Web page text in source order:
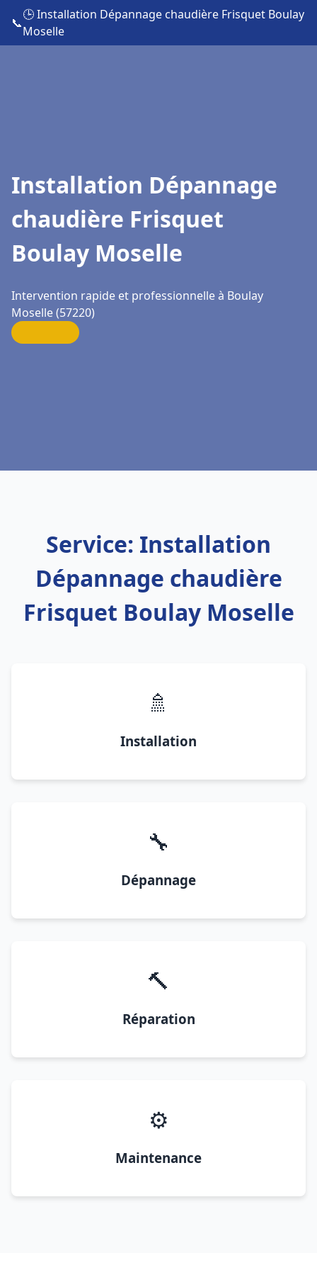
📞
🕒 Installation Dépannage chaudière Frisquet Boulay
Moselle
Installation Dépannage
chaudière Frisquet
Boulay Moselle
Intervention rapide et professionnelle à Boulay
Moselle (57220)
Service: Installation
Dépannage chaudière
Frisquet Boulay Moselle
🚿
Installation
🔧
Dépannage
🔨
Réparation
⚙️
Maintenance